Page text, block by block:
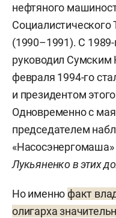
нефтяного
(1990–1991). С
руководил
февраля 1994-го
и президентом
Одновременно с
председателем
«Насосэнергомаша»
Лукьяненко в этих
Но именно факт
олигарха